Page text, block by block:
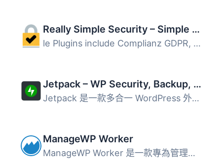
Really Simple Security – Simple and Performant Security (formerly Really Simple SSL)
le Plugins include Complianz GDPR, Disable Updates Manage...
Jetpack – WP Security, Backup, Speed, & Growth
Jetpack 是一款多合一 WordPress 外掛，整合網站安全防護、自...
ManageWP Worker
ManageWP Worker 是一款專為管理多個 WordPress 網站而設計的...